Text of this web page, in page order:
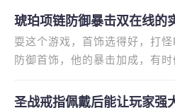
琥珀项链防御暴击双在线的
耍这个游戏，首饰选得好，打
防御首饰，他的暴击加成，有
圣战戒指佩戴后能让玩家强